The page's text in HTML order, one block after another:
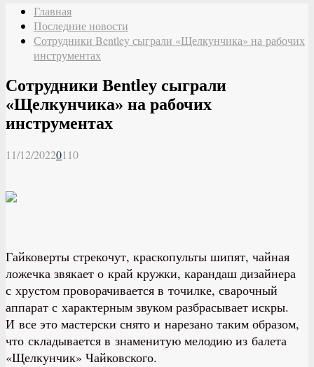
Главная
Последние новости
Сотрудники Bentley сыграли «Щелкунчика» на рабочих
инструментах
Сотрудники Bentley сыграли
«Щелкунчика» на рабочих
инструментах
11/12/20220110
Гайковерты стрекочут, краскопульты шипят, чайная
ложечка звякает о край кружки, карандаш дизайнера
с хрустом проворачивается в точилке, сварочный
аппарат с характерным звуком разбрасывает искры.
И все это мастерски снято и нарезано таким образом,
что складывается в знаменитую мелодию из балета
«Щелкунчик» Чайковского.